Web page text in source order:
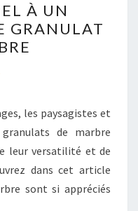
À UN
GRANULAT
les paysagistes et
de marbre
leur versatilité et de
dans cet article
sont si appréciés